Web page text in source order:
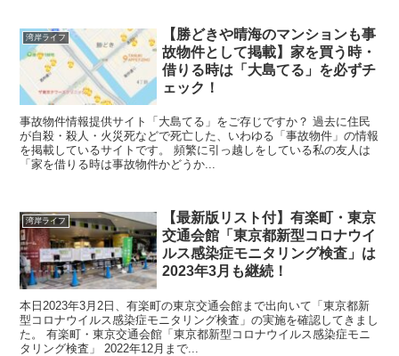
湾岸ライフ
【勝どきや晴海のマンションも事
故物件として掲載】家を買う時・
借りる時は「大島てる」を必ずチ
ェック！
事故物件情報提供サイト「大島てる」をご存じですか？ 過去に住民
が自殺・殺人・火災死などで死亡した、いわゆる「事故物件」の情報
を掲載しているサイトです。 頻繁に引っ越しをしている私の友人は
「家を借りる時は事故物件かどうか...
湾岸ライフ
【最新版リスト付】有楽町・東京
交通会館「東京都新型コロナウイ
ルス感染症モニタリング検査」は
2023年3月も継続！
本日2023年3月2日、有楽町の東京交通会館まで出向いて「東京都新
型コロナウイルス感染症モニタリング検査」の実施を確認してきまし
た。 有楽町・東京交通会館「東京都新型コロナウイルス感染症モニ
タリング検査」 2022年12月まで...